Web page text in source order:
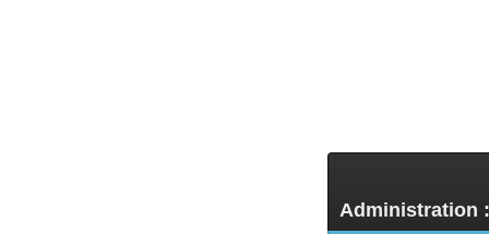
Administration